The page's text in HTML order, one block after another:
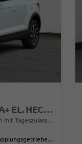
LIMITED MATRIX LED+ KAMERA+ EL. HECKKL.+PDC+SHZ
Tageszulassung
Doppelkupplungsgetriebe (DSG)